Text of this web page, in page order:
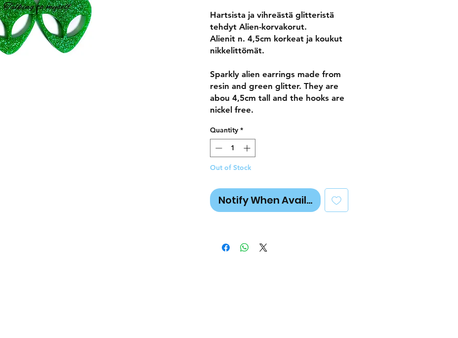
Hartsista ja vihreästä glitteristä
tehdyt Alien-korvakorut.
Alienit n. 4,5cm korkeat ja koukut
nikkelittömät.
Sparkly alien earrings made from
resin and green glitter. They are
abou 4,5cm tall and the hooks are
nickel free.
Quantity *
Out of Stock
Notify When Available